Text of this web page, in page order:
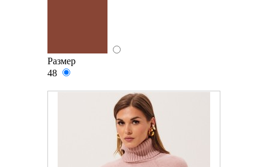
Размер
48